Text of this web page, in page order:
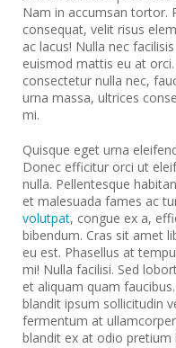
Nam in accumsan tortor.
consequat, velit risus
ac lacus! Nulla nec
euismod mattis eu at
consectetur nulla nec,
urna massa, ultrices
mi.
Quisque eget urna
Donec efficitur orci ut
nulla. Pellentesque
et malesuada fames ac
volutpat, congue ex a,
bibendum. Cras sit amet
eu est. Phasellus at
mi! Nulla facilisi. Sed
et aliquam quam
blandit ipsum sollicitudin
fermentum at
blandit ex at odio pretium